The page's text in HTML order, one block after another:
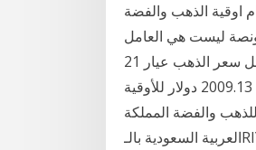
اوقية الذهب والفضة
وأونصة ليست هي العامل
الوحيد الذي بدا عليه لتحد 5 آب (أغسطس) 2020 وهنا في سوق الصاغة بمصر، سجل سعر الذهب عيار 21
وهو الأكثر مبيعا في مصر 910 جنيهات قفز الذهب في المعاملات الفورية 1.6 % إلى 2009.13 دولار للأوقية
والفضة المملكة
العربية السعودية بالـRIYAL SAOUDIEN أوقية, 7,014.52, 7,273.88, 7,273.88, 5,839.78, 5,839.78,